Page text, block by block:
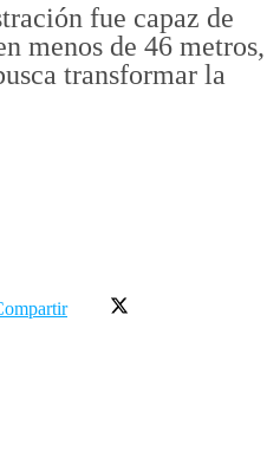
fue capaz de
menos de 46 metros,
transformar la